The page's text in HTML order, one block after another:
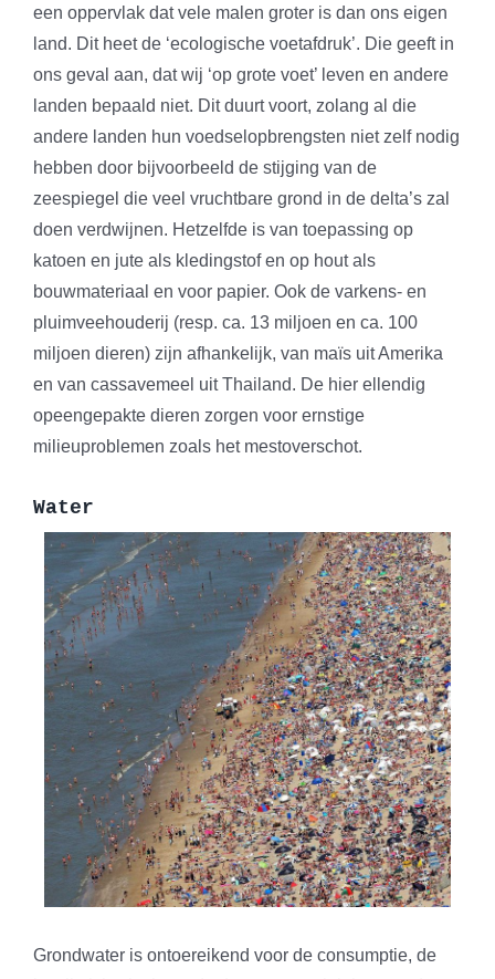
een oppervlak dat vele malen groter is dan ons eigen
land. Dit heet de ‘ecologische voetafdruk’. Die geeft in
ons geval aan, dat wij ‘op grote voet’ leven en andere
landen bepaald niet. Dit duurt voort, zolang al die
andere landen hun voedselopbrengsten niet zelf nodig
hebben door bijvoorbeeld de stijging van de
zeespiegel die veel vruchtbare grond in de delta’s zal
doen verdwijnen. Hetzelfde is van toepassing op
katoen en jute als kledingstof en op hout als
bouwmateriaal en voor papier. Ook de varkens- en
pluimveehouderij (resp. ca. 13 miljoen en ca. 100
miljoen dieren) zijn afhankelijk, van maïs uit Amerika
en van cassavemeel uit Thailand. De hier ellendig
opeengepakte dieren zorgen voor ernstige
milieuproblemen zoals het mestoverschot.
Water
Grondwater is ontoereikend voor de consumptie, de